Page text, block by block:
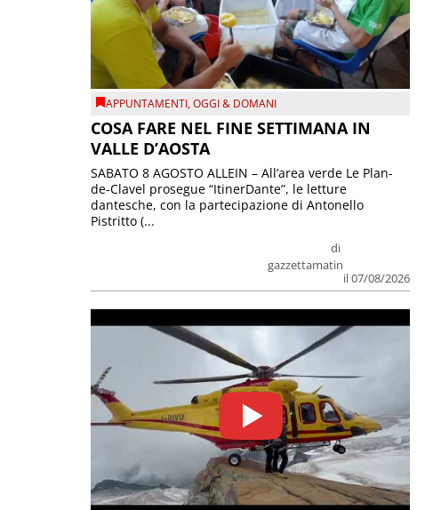
APPUNTAMENTI,OGGI & DOMANI
COSA FARE NEL FINE SETTIMANA IN
VALLE D’AOSTA
di
gazzettamatin
il 07/08/2026
SABATO 8 AGOSTO ALLEIN – All’area verde Le Plan-
de-Clavel prosegue “ItinerDante”, le letture
dantesche, con la partecipazione di Antonello
Pistritto (...